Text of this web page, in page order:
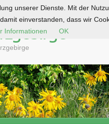
unserer Dienste. Mit der
einverstanden, dass wir
Informationen OK